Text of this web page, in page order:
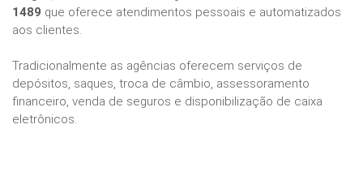
1489 que oferece atendimentos pessoais e automatizados
aos clientes.
Tradicionalmente as agências oferecem serviços de
depósitos, saques, troca de câmbio, assessoramento
financeiro, venda de seguros e disponibilização de caixa
eletrônicos.